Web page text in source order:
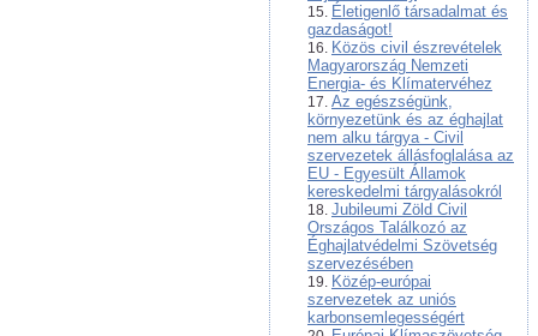
Életigenlő társadalmat és
gazdaságot!
Közös civil észrevételek
Magyarország Nemzeti
Energia- és Klímatervéhez
Az egészségünk,
környezetünk és az éghajlat
nem alku tárgya - Civil
szervezetek állásfoglalása az
EU - Egyesült Államok
kereskedelmi tárgyalásokról
Jubileumi Zöld Civil
Országos Találkozó az
Éghajlatvédelmi Szövetség
szervezésében
Közép-európai
szervezetek az uniós
karbonsemlegességért